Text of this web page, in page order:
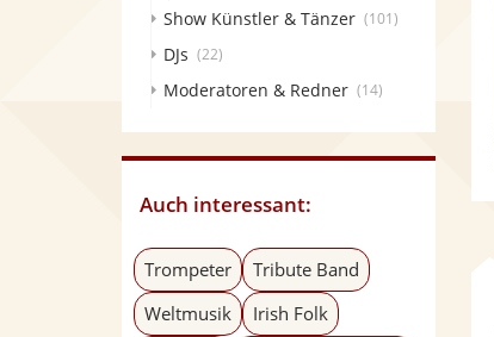
Show Künstler & Tänzer (101)
DJs (22)
Moderatoren & Redner (14)
Auch interessant:
Trompeter
Tribute Band
Weltmusik
Irish Folk